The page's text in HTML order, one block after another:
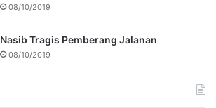
08/10/2019
Nasib Tragis Pemberang Jalanan
08/10/2019